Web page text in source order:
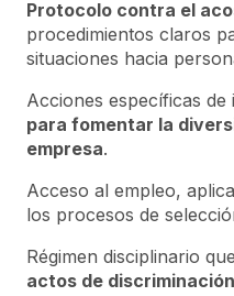
Protocolo contra el
procedimientos claros
situaciones hacia
Acciones específicas
para fomentar la
empresa.
Acceso al empleo,
los procesos de
Régimen disciplinario
actos de